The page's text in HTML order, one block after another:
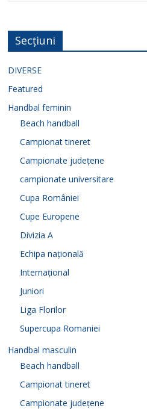
Secțiuni
DIVERSE
Featured
Handbal feminin
Beach handball
Campionat tineret
Campionate județene
campionate universitare
Cupa României
Cupe Europene
Divizia A
Echipa națională
Internațional
Juniori
Liga Florilor
Supercupa Romaniei
Handbal masculin
Beach handball
Campionat tineret
Campionate județene